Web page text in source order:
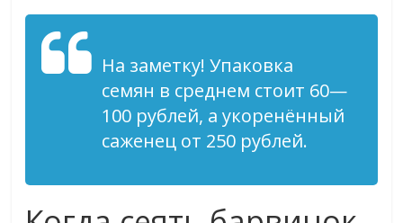
На заметку! Упаковка
семян в среднем стоит 60—
100 рублей, а укоренённый
саженец от 250 рублей.